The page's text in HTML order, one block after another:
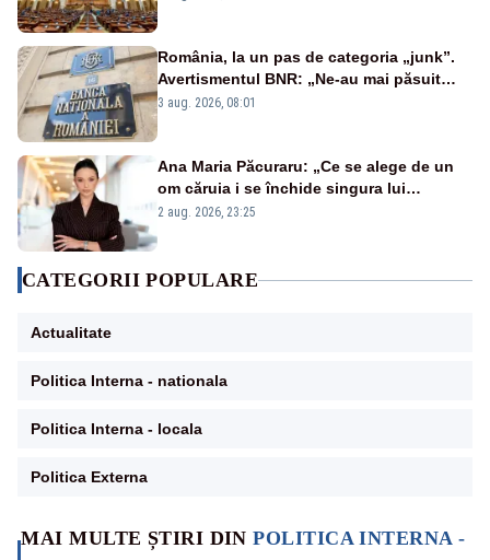
MAI MULTE ȘTIRI DINPOLITICA INTERNA -
România, la un pas de categoria „junk”.
Avertismentul BNR: „Ne-au mai păsuit
pentru câteva luni”
3 aug. 2026, 08:01
Ana Maria Păcuraru: „Ce se alege de un
om căruia i se închide singura lui
portiță?”
2 aug. 2026, 23:25
CATEGORII POPULARE
Actualitate
Politica Interna - nationala
Politica Interna - locala
Politica Externa